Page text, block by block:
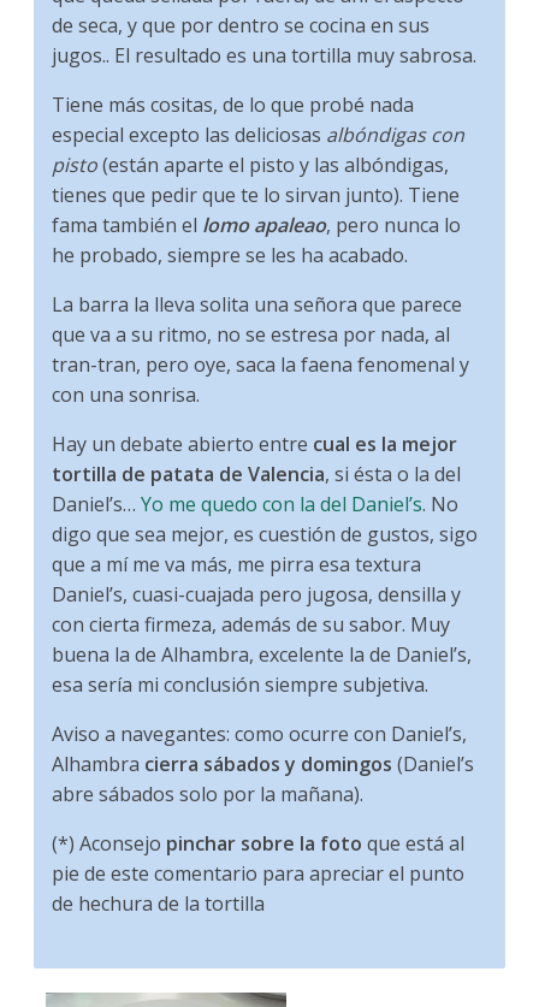
de seca, y que por dentro se cocina en sus
jugos.. El resultado es una tortilla muy sabrosa.
Tiene más cositas, de lo que probé nada
especial excepto las deliciosas albóndigas con
pisto(están aparte el pisto y las albóndigas,
tienes que pedir que te lo sirvan junto). Tiene
fama también el lomo apaleao, pero nunca lo
he probado, siempre se les ha acabado.
La barra la lleva solita una señora que parece
que va a su ritmo, no se estresa por nada, al
tran-tran, pero oye, saca la faena fenomenal y
con una sonrisa.
Hay un debate abierto entre cual es la mejor
tortilla de patata de Valencia, si ésta o la del
Daniel’s…Yo me quedo con la del Daniel’s. No
digo que sea mejor, es cuestión de gustos, sigo
que a mí me va más, me pirra esa textura
Daniel’s, cuasi-cuajada pero jugosa, densilla y
con cierta firmeza, además de su sabor. Muy
buena la de Alhambra, excelente la de Daniel’s,
esa sería mi conclusión siempre subjetiva.
Aviso a navegantes: como ocurre con Daniel’s,
Alhambra cierra sábados y domingos (Daniel’s
abre sábados solo por la mañana).
(*) Aconsejo pinchar sobre la foto que está al
pie de este comentario para apreciar el punto
de hechura de la tortilla